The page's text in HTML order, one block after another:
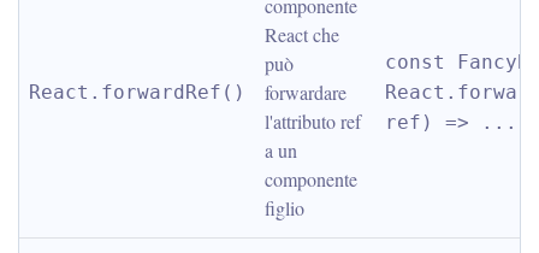
React.forwardRef()
componente
React che
può
forwardare
l'attributo ref
a un
componente
figlio
const
ref) => ...)